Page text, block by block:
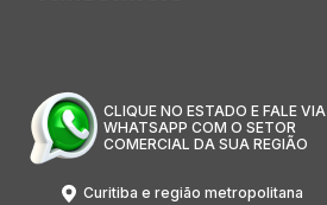
CLIQUE NO ESTADO E FALE VIA
WHATSAPP COM O SETOR
COMERCIAL DA SUA REGIÃO
Curitiba e região metropolitana